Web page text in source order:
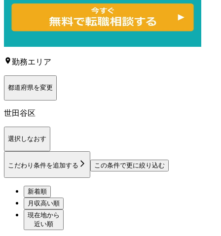
勤務エリア
都道府県を変更
世田谷区
選択しなおす
こだわり条件を追加する この条件で更に絞り込む
新着順
月収高い順
現在地から
近い順